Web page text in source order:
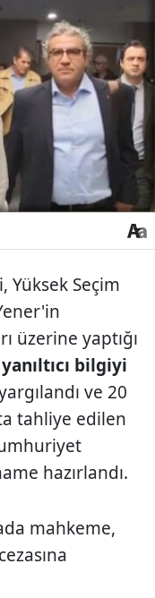
Yüksek Seçim
üzerine yaptığı
bilgiyi
ve 20
tahliye edilen
hazırlandı.
mahkeme,